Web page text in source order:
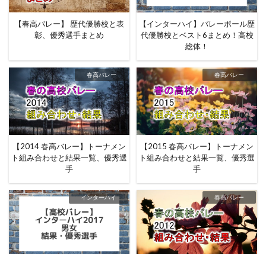
【春高バレー】 歴代優勝校と表
彰、優秀選手まとめ
【インターハイ】バレーボール歴
代優勝校とベスト6まとめ！高校
総体！
春高バレー
【2014 春高バレー】トーナメン
ト組み合わせと結果一覧、優秀選
手
春高バレー
【2015 春高バレー】トーナメン
ト組み合わせと結果一覧、優秀選
手
インターハイ 春高バレー